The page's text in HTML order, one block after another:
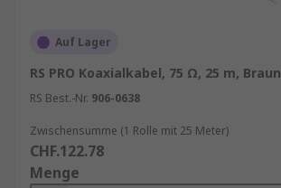
Auf Lager
RS PRO Koaxialkabel, 75 Ω, 25 m, Braun
RS Best.-Nr. 906-0638
Zwischensumme (1 Rolle mit 25 Meter)
CHF.122.78
Menge